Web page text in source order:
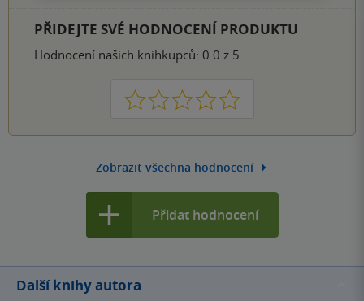
PŘIDEJTE SVÉ HODNOCENÍ PRODUKTU
Hodnocení našich knihkupců: 0.0 z 5
1 2 3 4 5
Zobrazit všechna hodnocení
Přidat hodnocení
Další knihy autora